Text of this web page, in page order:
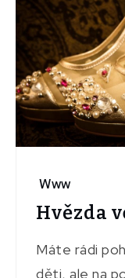
Www
Hvězda
Máte rádi
děti, ale na